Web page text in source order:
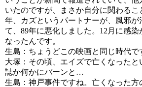
いたのですが、まさか自分に関わる
年、カズというパートナーが、風邪が
て、89年に悪化しました。12月に感染
なったんです。
生島：ちょうどこの映画と同じ時代で
大塚：その頃、エイズで亡くなったと
誌か何かにバーンと…
生島：神戸事件ですね。亡くなった方